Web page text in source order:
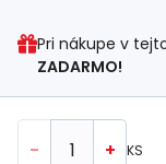
Pri nákupe v
ZADARMO!
- + KS